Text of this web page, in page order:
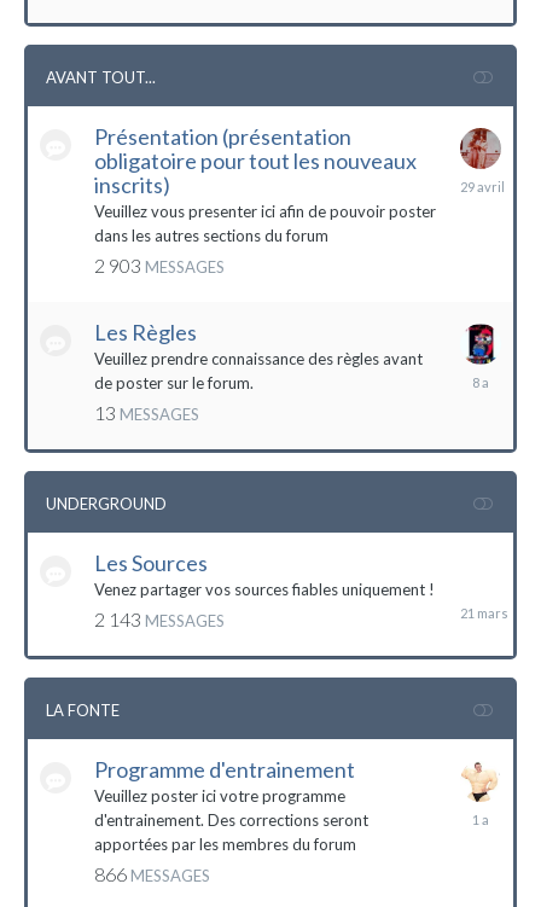
AVANT TOUT...
Présentation (présentation
obligatoire pour tout les nouveaux
inscrits)
Veuillez vous presenter ici afin de pouvoir poster
dans les autres sections du forum
2 903 MESSAGES
29
Les Règles
Veuillez prendre connaissance des règles avant
de poster sur le forum.
13 MESSAGES
UNDERGROUND
Les Sources
Venez partager vos sources fiables uniquement !
2 143 MESSAGES
LA FONTE
Programme d'entrainement
Veuillez poster ici votre programme
d'entrainement. Des corrections seront
apportées par les membres du forum
866 MESSAGES
20